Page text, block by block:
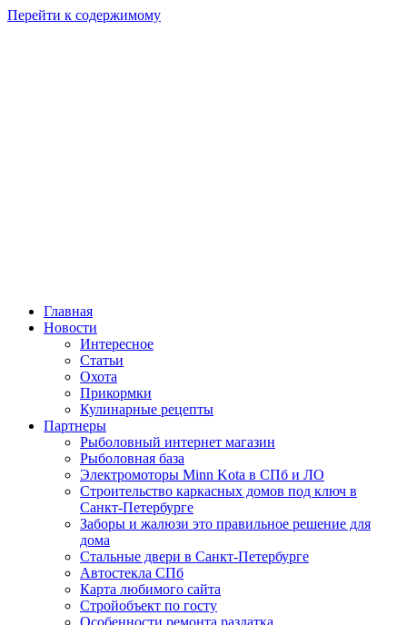
Перейти к содержимому
Главная
Новости
Интересное
Статьи
Охота
Прикормки
Кулинарные рецепты
Партнеры
Рыболовный интернет магазин
Рыболовная база
Электромоторы Minn Kota в СПб и ЛО
Строительство каркасных домов под ключ в
Санкт-Петербурге
Заборы и жалюзи это правильное решение для
дома
Стальные двери в Санкт-Петербурге
Автостекла СПб
Карта любимого сайта
Стройобъект по госту
Особенности ремонта раздатка